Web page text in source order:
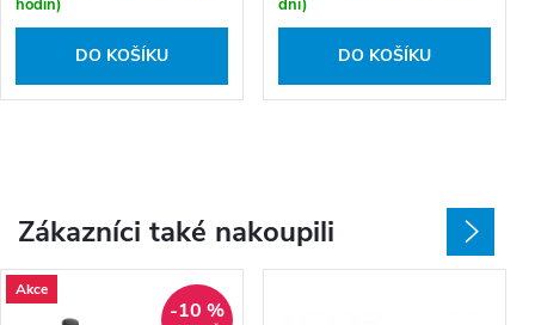
hodin)
DO KOŠÍKU
dní)
DO KOŠÍKU
Zákazníci také nakoupili
-10 %
Akce